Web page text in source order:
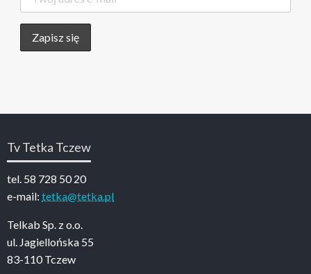
Tv Tetka Tczew
tel. 58 728 50 20
e-mail: tetka@tetka.pl
Telkab Sp. z o.o.
ul. Jagiellońska 55
83-110 Tczew